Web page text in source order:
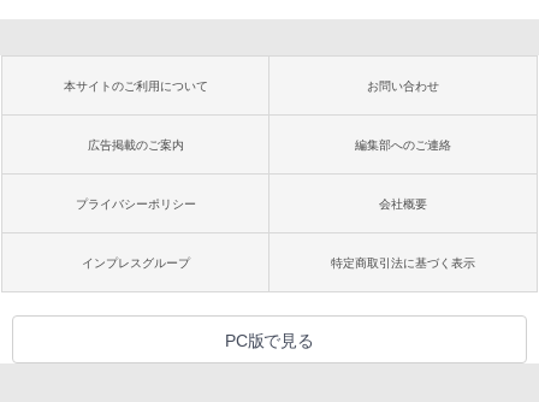
本サイトのご利用について お問い合わせ
広告掲載のご案内 編集部へのご連絡
プライバシーポリシー 会社概要
インプレスグループ 特定商取引法に基づく表示
PC版で見る